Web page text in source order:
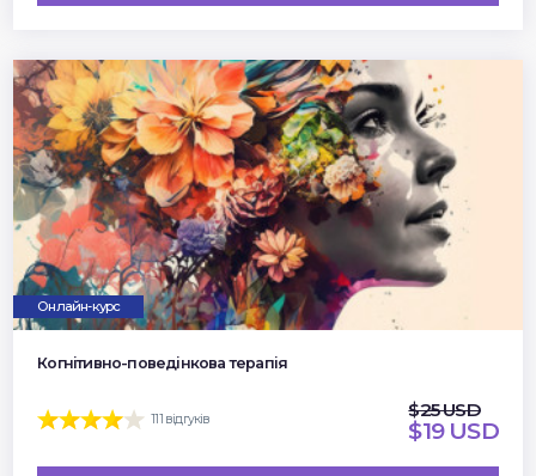
Онлайн-курс
Когнітивно-поведінкова терапія
111 відгуків $25 USD
$19 USD